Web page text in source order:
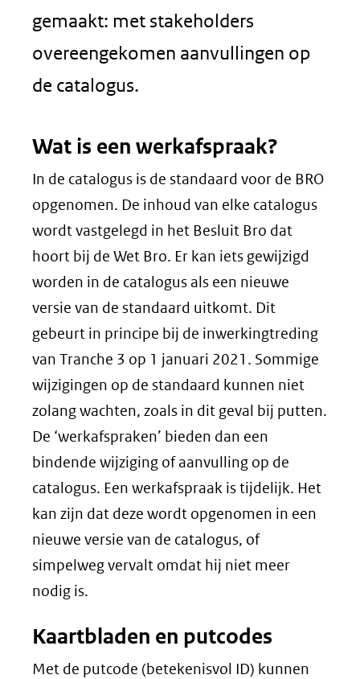
gemaakt: met stakeholders
overeengekomen aanvullingen op
de catalogus.
Wat is een werkafspraak?
In de catalogus is de standaard voor de BRO
opgenomen. De inhoud van elke catalogus
wordt vastgelegd in het Besluit Bro dat
hoort bij de Wet Bro. Er kan iets gewijzigd
worden in de catalogus als een nieuwe
versie van de standaard uitkomt. Dit
gebeurt in principe bij de inwerkingtreding
van Tranche 3 op 1 januari 2021. Sommige
wijzigingen op de standaard kunnen niet
zolang wachten, zoals in dit geval bij putten.
De ‘werkafspraken’ bieden dan een
bindende wijziging of aanvulling op de
catalogus. Een werkafspraak is tijdelijk. Het
kan zijn dat deze wordt opgenomen in een
nieuwe versie van de catalogus, of
simpelweg vervalt omdat hij niet meer
nodig is.
Kaartbladen en putcodes
Met de putcode (betekenisvol ID) kunnen